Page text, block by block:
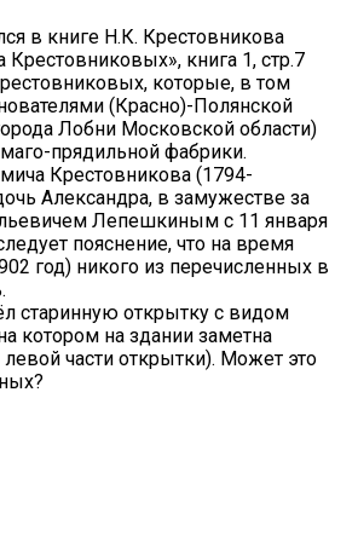
в книге Н.К. Крестовникова
книга 1, стр.7
которые, в том
(Красно)-Полянской
Лобни Московской области)
прядильной фабрики.
Крестовникова (1794-
Александра, в замужестве за
Лепешкиным с 11 января
пояснение, что на время
год) никого из перечисленных в
старинную открытку с видом
котором на здании заметна
части открытки). Может это